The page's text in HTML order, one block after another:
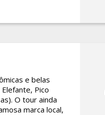
e belas
Pico
O tour ainda
marca local,